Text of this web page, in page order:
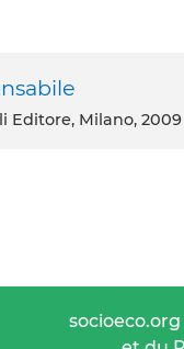
Editore, Milano, 2009